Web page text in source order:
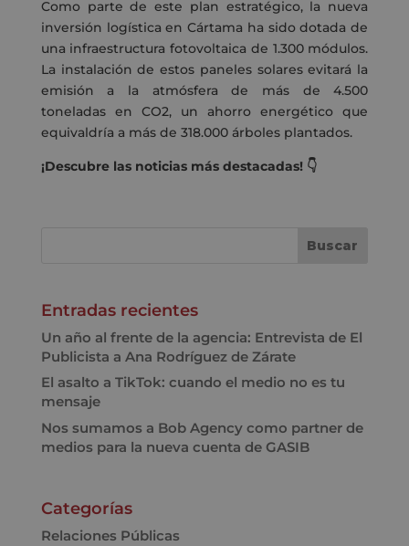
Como parte de este plan estratégico, la nueva
inversión logística en Cártama ha sido dotada de
una infraestructura fotovoltaica de 1.300 módulos.
La instalación de estos paneles solares evitará la
emisión a la atmósfera de más de 4.500
toneladas en CO2, un ahorro energético que
equivaldría a más de 318.000 árboles plantados.
¡Descubre las noticias más destacadas! 👇
Entradas recientes
Un año al frente de la agencia: Entrevista de El
Publicista a Ana Rodríguez de Zárate
El asalto a TikTok: cuando el medio no es tu
mensaje
Nos sumamos a Bob Agency como partner de
medios para la nueva cuenta de GASIB
Categorías
Relaciones Públicas